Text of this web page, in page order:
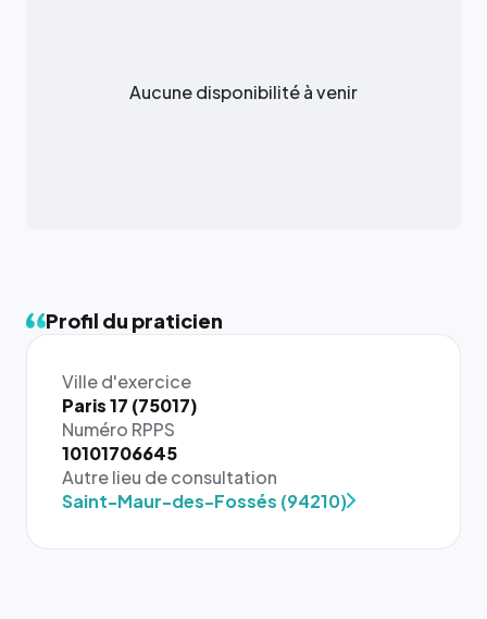
Aucune disponibilité à venir
Profil du praticien
Ville d'exercice
Paris 17 (75017)
Numéro RPPS
10101706645
Autre lieu de consultation
Saint-Maur-des-Fossés (94210)
{# 40×40
: la taille
rendue par
`.profile-